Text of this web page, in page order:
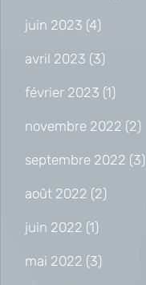
juin 2023 (4)
avril 2023 (3)
février 2023 (1)
novembre 2022 (2)
septembre 2022 (3)
août 2022 (2)
juin 2022 (1)
mai 2022 (3)